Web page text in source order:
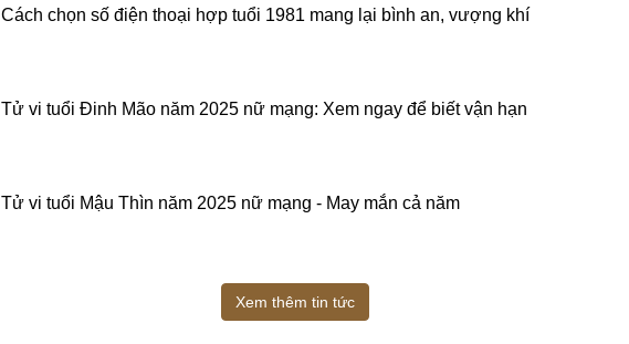
Cách chọn số điện thoại hợp tuổi 1981 mang lại bình an, vượng khí
Tử vi tuổi Đinh Mão năm 2025 nữ mạng: Xem ngay để biết vận hạn
Tử vi tuổi Mậu Thìn năm 2025 nữ mạng - May mắn cả năm
Xem thêm tin tức